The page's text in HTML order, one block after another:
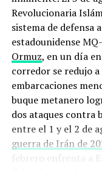
terreno minado:
débiles para
costosas para ser
medios
marco jurídico
utilidades, cualquier
va a contar con
con muchas
trámites.
Wall
Revolucionaria
sistema de defensa
estadounidense
Ormuz, en un día
corredor se redujo
embarcaciones
buque metanero
dos ataques contra
entre el 1 y el 2 de
guerra de Irán de
febrero enfrenta a